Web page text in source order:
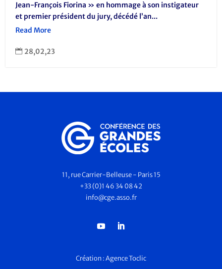
Jean-François Fiorina » en hommage à son instigateur
et premier président du jury, décédé l’an...
Read More
 28,02,23
11, rue Carrier-Belleuse - Paris 15
+33 (0)1 46 34 08 42
info@cge.asso.fr
Création :Agence Toclic